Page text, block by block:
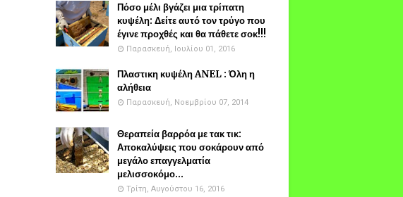
Πόσο μέλι βγάζει μια τρίπατη
κυψέλη: Δείτε αυτό τον τρύγο που
έγινε προχθές και θα πάθετε σοκ!!!
Παρασκευή, Ιουλίου 01, 2016
Πλαστικη κυψέλη ANEL : Όλη η
αλήθεια
Παρασκευή, Νοεμβρίου 07, 2014
Θεραπεία βαρρόα με τακ τικ:
Αποκαλύψεις που σοκάρουν από
μεγάλο επαγγελματία
μελισσοκόμο...
Τρίτη, Αυγούστου 16, 2016